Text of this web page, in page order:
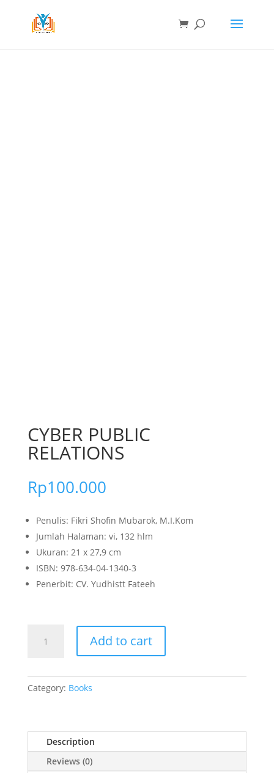
CYBER PUBLIC
RELATIONS
Rp100.000
Penulis: Fikri Shofin Mubarok, M.I.Kom
Jumlah Halaman: vi, 132 hlm
Ukuran: 21 x 27,9 cm
ISBN: 978-634-04-1340-3
Penerbit: CV. Yudhistt Fateeh
PUBLIC
Add to cart
Category: Books
Description
Reviews (0)